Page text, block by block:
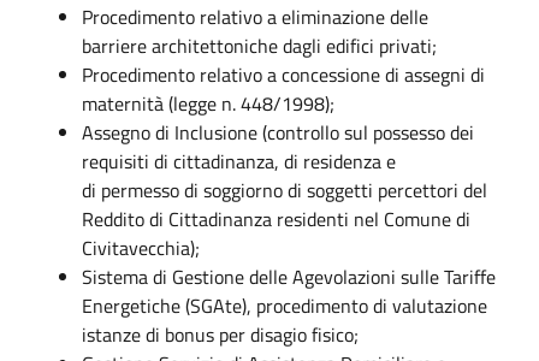
Procedimento relativo a eliminazione delle
barriere architettoniche dagli edifici privati;
Procedimento relativo a concessione di assegni di
maternità (legge n. 448/1998);
Assegno di Inclusione (controllo sul possesso dei
requisiti di cittadinanza, di residenza e
di permesso di soggiorno di soggetti percettori del
Reddito di Cittadinanza residenti nel Comune di
Civitavecchia);
Sistema di Gestione delle Agevolazioni sulle Tariffe
Energetiche (SGAte), procedimento di valutazione
istanze di bonus per disagio fisico;